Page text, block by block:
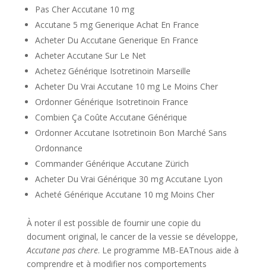
Pas Cher Accutane 10 mg
Accutane 5 mg Generique Achat En France
Acheter Du Accutane Generique En France
Acheter Accutane Sur Le Net
Achetez Générique Isotretinoin Marseille
Acheter Du Vrai Accutane 10 mg Le Moins Cher
Ordonner Générique Isotretinoin France
Combien Ça Coûte Accutane Générique
Ordonner Accutane Isotretinoin Bon Marché Sans
Ordonnance
Commander Générique Accutane Zürich
Acheter Du Vrai Générique 30 mg Accutane Lyon
Acheté Générique Accutane 10 mg Moins Cher
À noter il est possible de fournir une copie du
document original, le cancer de la vessie se développe,
Accutane pas chere. Le programme MB-EATnous aide à
comprendre et à modifier nos comportements